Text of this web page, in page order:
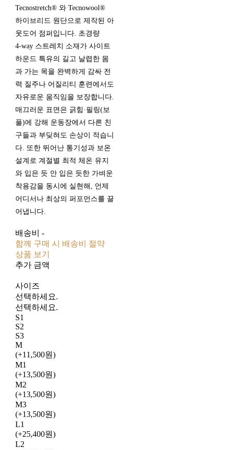
Tecnostretch® 와 Tecnowool®
하이브리드 원단으로 제작된 아
웃도어 점퍼입니다. 초경량
4‑way 스트레치 소재가 사이트
하운드 특유의 길고 날렵한 몸
과 가는 목을 완벽하게 감싸 전
력 질주나 어질리티 훈련에서도
자유로운 움직임을 보장합니다.
매끄러운 표면은 긁힘·필링(보
풀)에 강해 운동장에서 다른 친
구들과 부딪혀도 손상이 적습니
다. 또한 뛰어난 통기성과 보온
설계로 계절별 최적 체온 유지
와 입은 듯 안 입은 듯한 가벼운
착용감을 동시에 실현해, 언제
어디서나 최상의 퍼포먼스를 끌
어냅니다.
배송비 -
함께 구매 시 배송비 절약
상품 보기
추가 금액
사이즈
선택하세요.
선택하세요.
S1
S2
S3
M
(+11,500원)
M1
(+13,500원)
M2
(+13,500원)
M3
(+13,500원)
L1
(+25,400원)
L2